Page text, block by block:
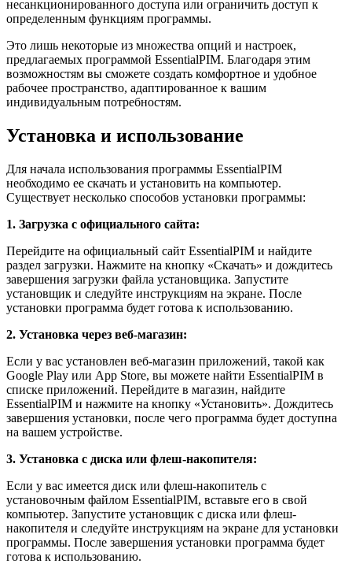
несанкционированного доступа или ограничить доступ к
определенным функциям программы.
Это лишь некоторые из множества опций и настроек,
предлагаемых программой EssentialPIM. Благодаря этим
возможностям вы сможете создать комфортное и удобное
рабочее пространство, адаптированное к вашим
индивидуальным потребностям.
Установка и использование
Для начала использования программы EssentialPIM
необходимо ее скачать и установить на компьютер.
Существует несколько способов установки программы:
1. Загрузка с официального сайта:
Перейдите на официальный сайт EssentialPIM и найдите
раздел загрузки. Нажмите на кнопку «Скачать» и дождитесь
завершения загрузки файла установщика. Запустите
установщик и следуйте инструкциям на экране. После
установки программа будет готова к использованию.
2. Установка через веб-магазин:
Если у вас установлен веб-магазин приложений, такой как
Google Play или App Store, вы можете найти EssentialPIM в
списке приложений. Перейдите в магазин, найдите
EssentialPIM и нажмите на кнопку «Установить». Дождитесь
завершения установки, после чего программа будет доступна
на вашем устройстве.
3. Установка с диска или флеш-накопителя:
Если у вас имеется диск или флеш-накопитель с
установочным файлом EssentialPIM, вставьте его в свой
компьютер. Запустите установщик с диска или флеш-
накопителя и следуйте инструкциям на экране для установки
программы. После завершения установки программа будет
готова к использованию.